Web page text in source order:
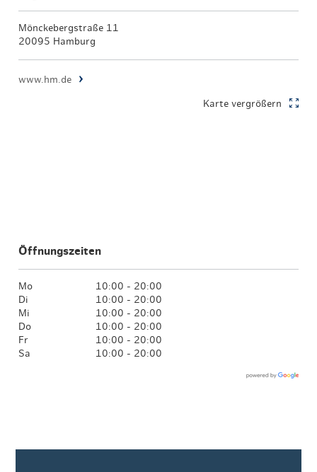
Mönckebergstraße 11
20095 Hamburg
www.hm.de
Karte vergrößern
Öffnungszeiten
Mo
10:00 - 20:00
Di
10:00 - 20:00
Mi
10:00 - 20:00
Do
10:00 - 20:00
Fr
10:00 - 20:00
Sa
10:00 - 20:00